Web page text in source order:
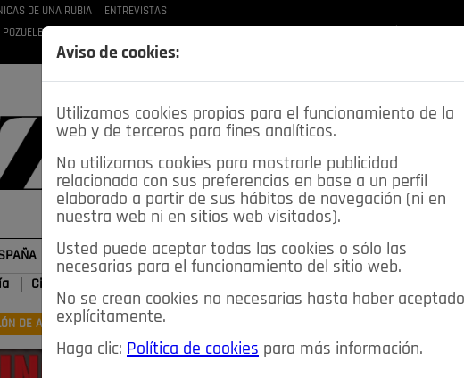
DE UNA RUBIA ENTREVISTAS
POZUELEROS
DEPORTES OPINIÓN IN SALUD 🔴 EN DIRECTO
Ciencia&Tecnología
DE ANUNCIOS MIS ANUNCIOS
Aviso de cookies:
Utilizamos cookies propias para el funcionamiento de la
web y de terceros para fines analíticos.
No utilizamos cookies para mostrarle publicidad
relacionada con sus preferencias en base a un perfil
elaborado a partir de sus hábitos de navegación (ni en
nuestra web ni en sitios web visitados).
Usted puede aceptar todas las cookies o sólo las
necesarias para el funcionamiento del sitio web.
No se crean cookies no necesarias hasta haber aceptado
explícitamente.
Haga clic: Política de cookies para más información.